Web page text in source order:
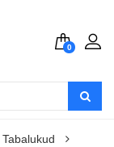
0
Tabalukud